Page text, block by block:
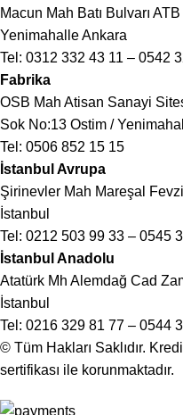
Macun Mah Batı Bulvarı
Yenimahalle Ankara
Tel: 0312 332 43 11 – 0542
Fabrika
OSB Mah Atisan Sanayi
Sok No:13 Ostim /
Tel: 0506 852 15 15
İstanbul Avrupa
Şirinevler Mah Mareşal
İstanbul
Tel: 0212 503 99 33 – 0545
İstanbul Anadolu
Atatürk Mh Alemdağ Cad
İstanbul
Tel: 0216 329 81 77 – 0544
© Tüm Hakları Saklıdır.
sertifikası ile korunmaktadır.